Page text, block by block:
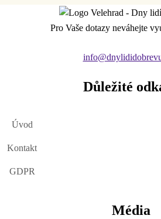
Pro Vaše dotazy neváhejte
Důležité
Úvod
Kontakt
GDPR
Média